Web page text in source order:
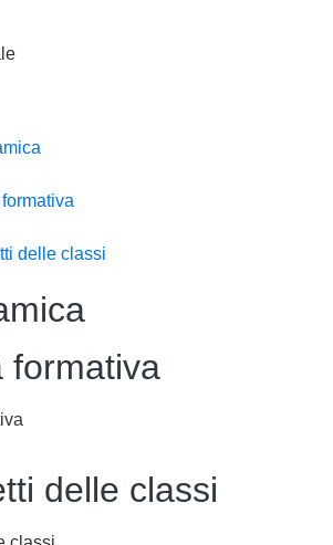
delle classi
formativa
delle classi